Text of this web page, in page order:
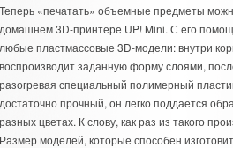
«печатать» объемные предметы
3D-принтере UP! Mini. С его
пластмассовые 3D-модели: внутри
заданную форму слоями,
специальный полимерный
прочный, он легко поддается
цветах. К слову, как раз из такого
моделей, которые способен